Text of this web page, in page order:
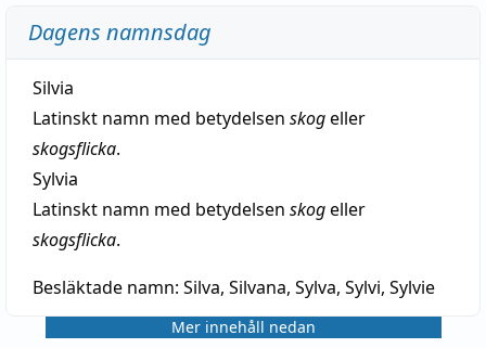
Dagens namnsdag
Silvia
Latinskt namn med betydelsen skogeller
skogsflicka.
Sylvia
Latinskt namn med betydelsen skogeller
skogsflicka.
Besläktade namn: Silva, Silvana, Sylva, Sylvi, Sylvie
Mer innehåll nedan